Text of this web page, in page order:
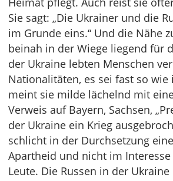
Sie sagt: „Die Ukrainer und die
im Grunde eins.“ Und die Nähe
beinah in der Wiege liegend für
der Ukraine lebten Menschen
Nationalitäten, es sei fast so wie
meint sie milde lächelnd mit
Verweis auf Bayern, Sachsen,
der Ukraine ein Krieg
schlicht in der Durchsetzung
Apartheid und nicht im
Leute. Die Russen in der Ukraine